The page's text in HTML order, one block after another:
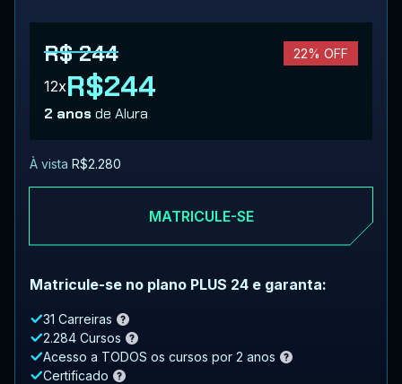
R$ 244 22% OFF
12xR$244
2 anosde Alura
À vista R$2.280
MATRICULE-SE
Matricule-se no plano PLUS 24 e garanta:
31 Carreiras
2.284 Cursos
Acesso a TODOS os cursos por 2 anos
Certificado